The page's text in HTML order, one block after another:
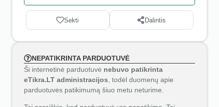
Sekti Dalintis
NEPATIKRINTA PARDUOTUVĖ
Ši internetinė parduotuvė nebuvo patikrinta
eTikra.LT administracijos , todėl duomenų apie
parduotuvės patikimumą šiuo metu neturime.